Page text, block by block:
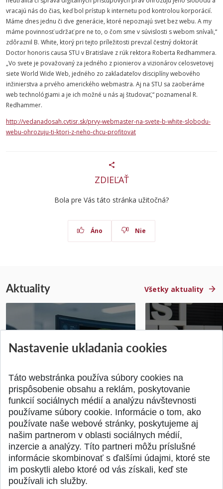
vracajú nás do čias, keď bol prístup k internetu pod kontrolou korporácií.
Máme dnes jednu či dve generácie, ktoré nepoznajú svet bez webu. A my
máme povinnosť udržať pre ne to, o čom sme v súvislosti s webom snívali,“
zdôraznil B. White, ktorý pri tejto príležitosti prevzal čestný doktorát
Doctor honoris causa STU v Bratislave z rúk rektora Roberta Redhammera.
„Vo svete je považovaný za jedného z pionierov a vizionárov celosvetovej
siete World Wide Web, jedného zo zakladateľov disciplíny webového
inžinierstva a prvého amerického webmastra. Aj na STU sa zaoberáme
web technológiami a je ich možné u nás aj študovať,“ poznamenal R.
Redhammer.
http://vedanadosah.cvtisr.sk/prvy-webmaster-na-svete-b-white-slobodu-
webu-ohrozuju-ti-ktori-z-neho-chcu-profitovat
ZDIEĽAŤ
Bola pre Vás táto stránka užitočná?
Áno Nie
Aktuality Všetky aktuality
Europe na posilnenie
Študentský tím z
jediný zastupoval
SPÄŤ NA VRCH
Nastavenie ukladania cookies
Táto webstránka používa súbory cookies na
prispôsobenie obsahu a reklám, poskytovanie
funkcií sociálnych médií a analýzu návštevnosti
používame súbory cookie. Informácie o tom, ako
používate naše webové stránky, poskytujeme aj
našim partnerom v oblasti sociálnych médií,
inzercie a analýzy. Títo partneri môžu príslušné
informácie skombinovať s ďalšími údajmi, ktoré ste
im poskytli alebo ktoré od vás získali, keď ste
používali ich služby.